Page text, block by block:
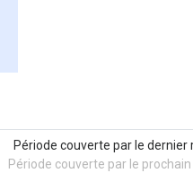
Période couverte par le dernier
Période couverte par le